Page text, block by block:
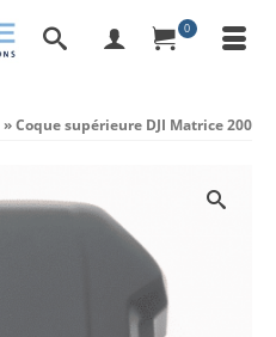
0
»Coque supérieure DJI Matrice 200